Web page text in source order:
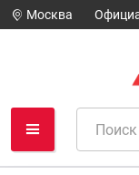
Москва